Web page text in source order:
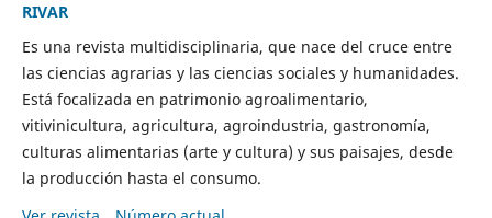
RIVAR
Es una revista multidisciplinaria, que nace del cruce entre
las ciencias agrarias y las ciencias sociales y humanidades.
Está focalizada en patrimonio agroalimentario,
vitivinicultura, agricultura, agroindustria, gastronomía,
culturas alimentarias (arte y cultura) y sus paisajes, desde
la producción hasta el consumo.